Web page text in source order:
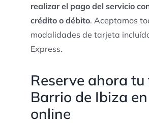
realizar el pago del servicio
crédito o débito. Aceptamos
modalidades de tarjeta
Express.
Reserve ahora tu
Barrio de Ibiza
online